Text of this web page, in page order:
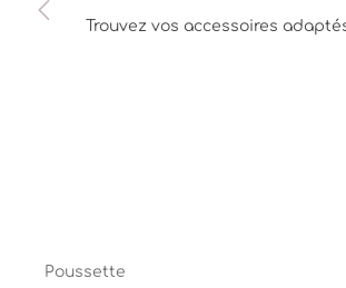
Trouvez vos accessoires
Poussette